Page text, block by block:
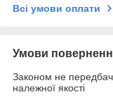
Всі умови оплати
Умови
Законом не
належної якості